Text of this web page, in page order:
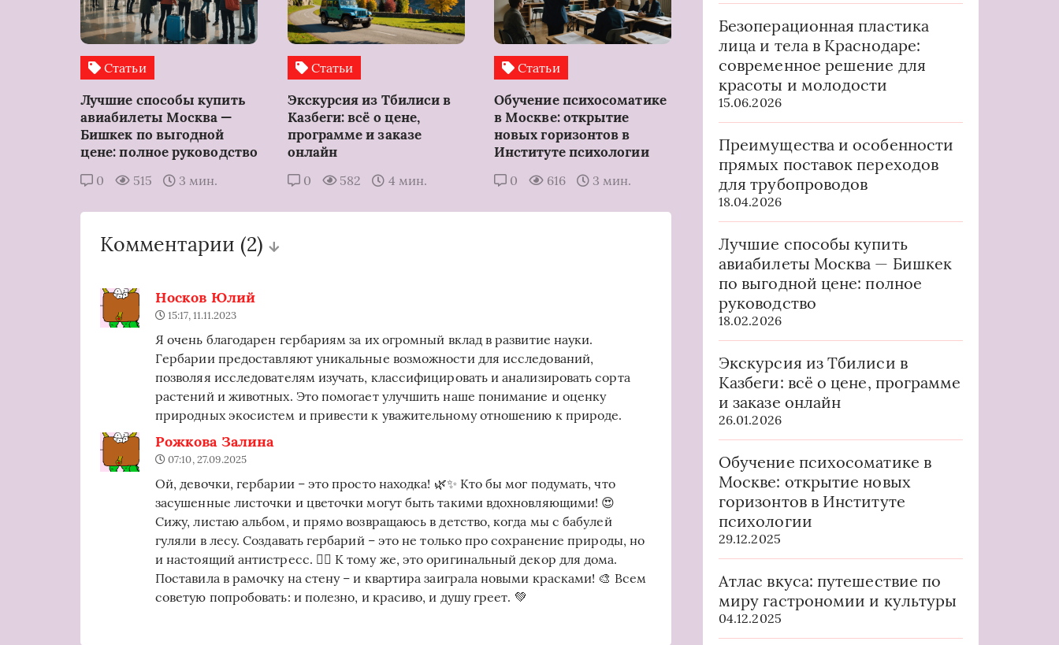
Статьи
Лучшие способы купить
авиабилеты Москва —
Бишкек по выгодной
цене: полное руководство
0 515 3 мин.
Статьи
Экскурсия из Тбилиси в
Казбеги: всё о цене,
программе и заказе
онлайн
0 582 4 мин.
Статьи
Обучение психосоматике
в Москве: открытие
новых горизонтов в
Институте психологии
0 616 3 мин.
Комментарии (2)
Носков Юлий
15:17, 11.11.2023
Я очень благодарен гербариям за их огромный вклад в развитие науки.
Гербарии предоставляют уникальные возможности для исследований,
позволяя исследователям изучать, классифицировать и анализировать сорта
растений и животных. Это помогает улучшить наше понимание и оценку
природных экосистем и привести к уважительному отношению к природе.
Рожкова Залина
07:10, 27.09.2025
Ой, девочки, гербарии – это просто находка! 🌿✨ Кто бы мог подумать, что
засушенные листочки и цветочки могут быть такими вдохновляющими! 😍
Сижу, листаю альбом, и прямо возвращаюсь в детство, когда мы с бабулей
гуляли в лесу. Создавать гербарий – это не только про сохранение природы, но
и настоящий антистресс. 💆‍♀️ К тому же, это оригинальный декор для дома.
Поставила в рамочку на стену – и квартира заиграла новыми красками! 🎨 Всем
советую попробовать: и полезно, и красиво, и душу греет. 💚
Безоперационная пластика
лица и тела в Краснодаре:
современное решение для
красоты и молодости
15.06.2026
Преимущества и особенности
прямых поставок переходов
для трубопроводов
18.04.2026
Лучшие способы купить
авиабилеты Москва — Бишкек
по выгодной цене: полное
руководство
18.02.2026
Экскурсия из Тбилиси в
Казбеги: всё о цене, программе
и заказе онлайн
26.01.2026
Обучение психосоматике в
Москве: открытие новых
горизонтов в Институте
психологии
29.12.2025
Атлас вкуса: путешествие по
миру гастрономии и культуры
04.12.2025